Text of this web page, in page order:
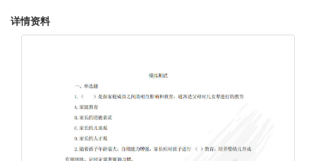
详情资料